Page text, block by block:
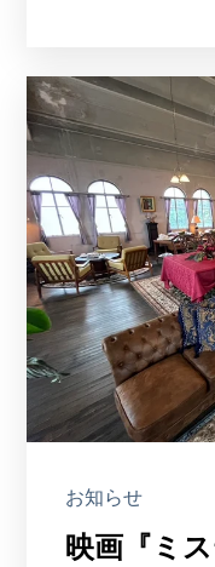
お知らせ
映画『ミ